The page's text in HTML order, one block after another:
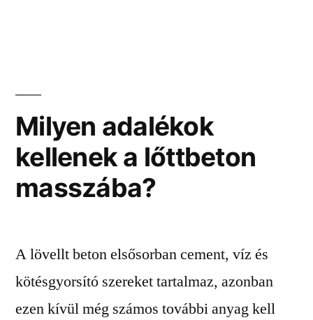
Milyen adalékok
kellenek a lőttbeton
masszába?
A lövellt beton elsősorban cement, víz és
kötésgyorsító szereket tartalmaz, azonban
ezen kívül még számos további anyag kell